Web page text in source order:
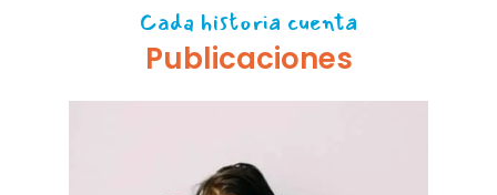
Cada historia cuenta
Publicaciones